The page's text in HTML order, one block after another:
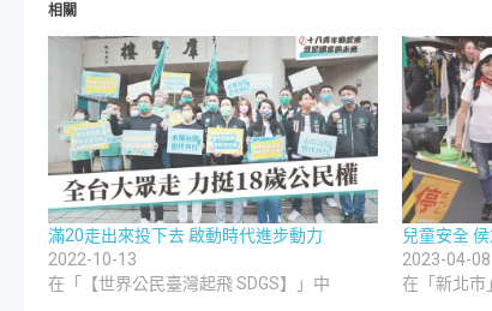
相關
滿20走出來投下去 啟動時代進步動力
2022-10-13
在「【世界公民臺灣起飛 SDGS】」中
兒童安全
2023-04-08
在「新北市